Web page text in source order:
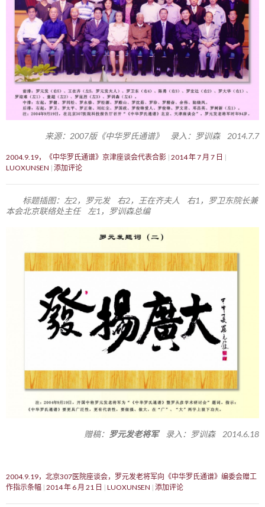
来源：2007版《中华罗氏通谱》 录入：罗训森 2014.7.7
2004.9.19，《中华罗氏通谱》京津座谈会代表合影 2014 年 7 月 7 日
LUOXUNSEN 添加评论
标题插图：左2，罗元发 右2，王在齐夫人 右1，罗卫东院长兼
本会北京联络处主任 左1，罗训森总编
赠稿： 罗元发老将军录入：罗训森 2014.6.18
2004.9.19，北京307医院座谈会，罗元发老将军向《中华罗氏通谱》编委会赠工
作指示条幅 2014 年 6 月 21 日 LUOXUNSEN 添加评论